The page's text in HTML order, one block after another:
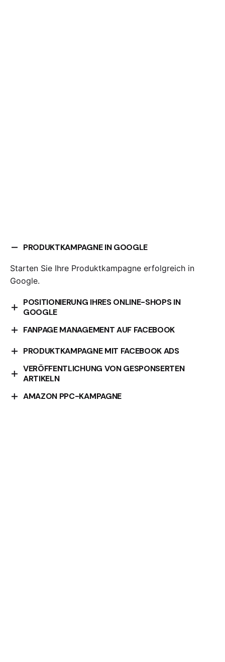
PRODUKTKAMPAGNE IN GOOGLE
Starten Sie Ihre Produktkampagne erfolgreich in
Google.
POSITIONIERUNG IHRES ONLINE-SHOPS IN
GOOGLE
Optimieren Sie die Positionierung Ihres Online-Shops
FANPAGE MANAGEMENT AUF FACEBOOK
Wir kümmern uns um die Verwaltung Ihrer Facebook-
Fanpage.
PRODUKTKAMPAGNE MIT FACEBOOK ADS
Starten Sie Ihre Produktkampagne effektiv mit
Facebook Ads.
VERÖFFENTLICHUNG VON GESPONSERTEN
ARTIKELN
Erhöhen Sie Ihre Sichtbarkeit mit gesponserten
AMAZON PPC-KAMPAGNE